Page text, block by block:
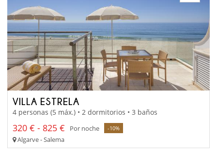
VILLA ESTRELA
4 personas (5 máx.) • 2 dormitorios • 3 baños
320 € - 825 € Por noche -10%
Algarve - Salema